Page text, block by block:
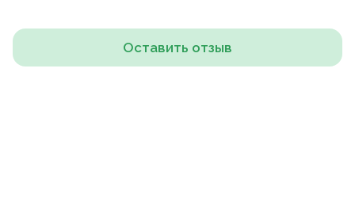
Оставить отзыв